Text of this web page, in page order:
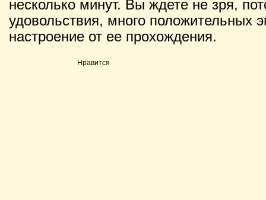
несколько минут. Вы ждете не зря,
удовольствия, много положительных
настроение от ее прохождения.
Нравится